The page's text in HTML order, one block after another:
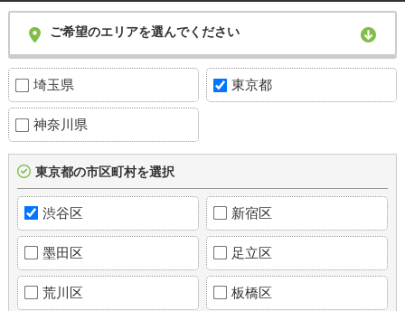
ご希望のエリアを選んでください
埼玉県 東京都
神奈川県
東京都の市区町村を選択
渋谷区 新宿区
墨田区 足立区
荒川区 板橋区